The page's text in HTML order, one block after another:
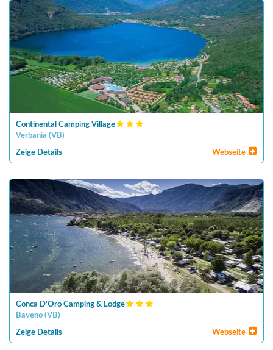
Continental Camping Village
Verbania (VB)
Zeige Details Webseite
Conca D'Oro Camping & Lodge
Baveno (VB)
Zeige Details Webseite